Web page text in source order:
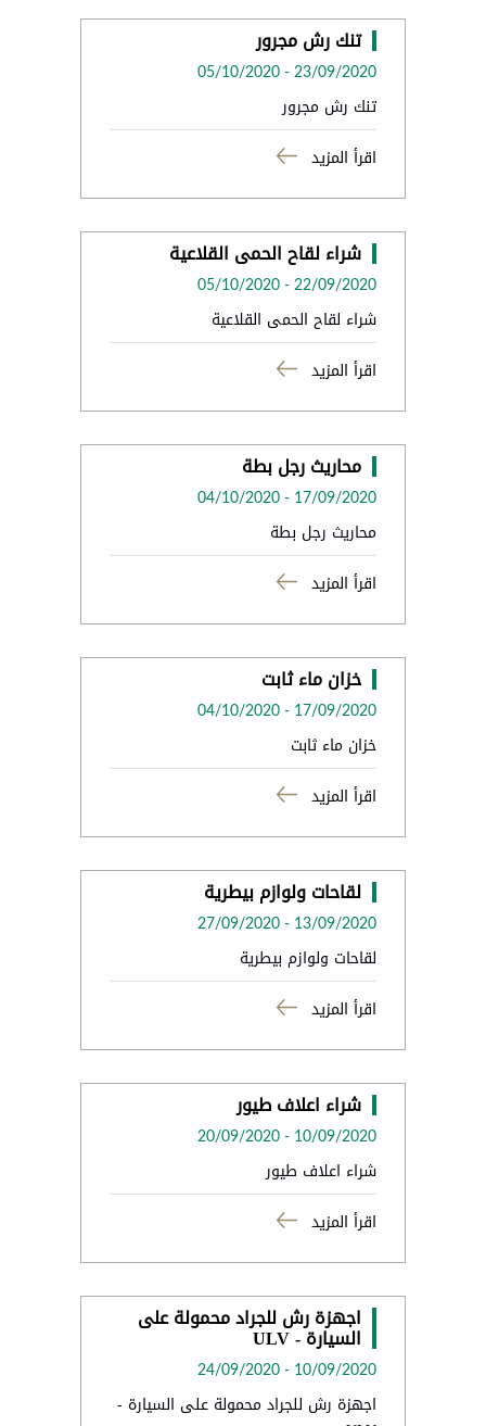
تنك رش مجرور
23/09/2020
-
05/10/2020
تنك رش مجرور
اقرأ المزيد
شراء لقاح الحمى القلاعية
22/09/2020
-
05/10/2020
شراء لقاح الحمى القلاعية
اقرأ المزيد
محاريث رجل بطة
17/09/2020
-
04/10/2020
محاريث رجل بطة
اقرأ المزيد
خزان ماء ثابت
17/09/2020
-
04/10/2020
خزان ماء ثابت
اقرأ المزيد
لقاحات ولوازم بيطرية
13/09/2020
-
27/09/2020
لقاحات ولوازم بيطرية
اقرأ المزيد
شراء اعلاف طيور
10/09/2020
-
20/09/2020
شراء اعلاف طيور
اقرأ المزيد
اجهزة رش للجراد محمولة على
السيارة - ULV
10/09/2020
-
24/09/2020
اجهزة رش للجراد محمولة على السيارة -